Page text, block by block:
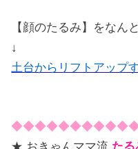
【顔のたるみ】をなん
↓
土台からリフトアップ